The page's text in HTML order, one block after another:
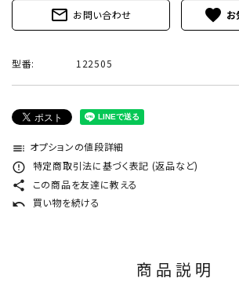
mail_outline お問い合わせ favorite
型番: 122505
toc オプションの値段詳細
error_outline 特定商取引法に基づく表記 (返品など)
share この商品を友達に教える
undo 買い物を続ける
商品説明